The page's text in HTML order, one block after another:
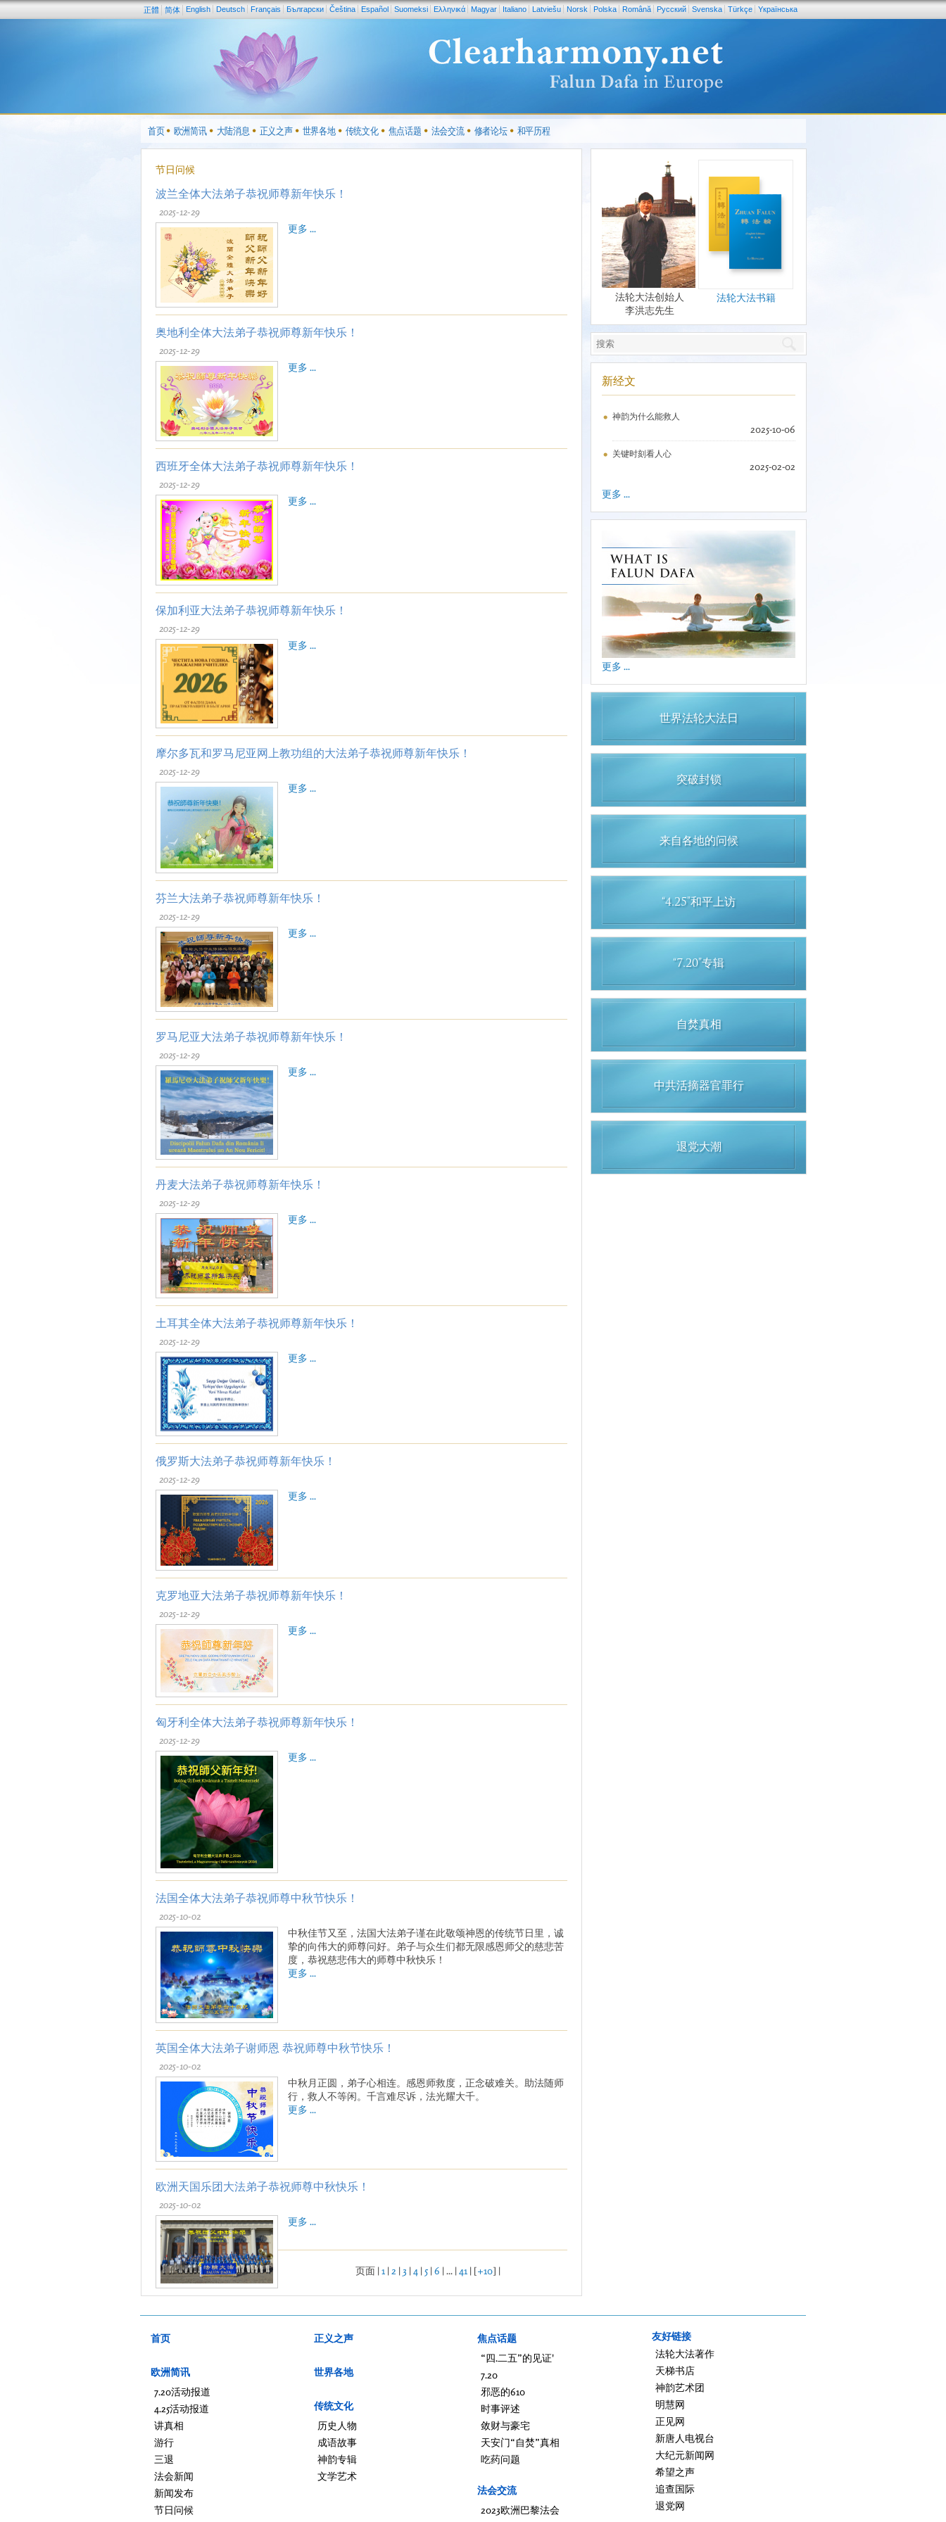
正體 简体 English Deutsch Français Български Čeština Español Suomeksi Ελληνικά Magyar Italiano Latviešu Norsk Polska Română Pусский Svenska Türkçe Yкраїнська
首页 欧洲简讯 大陆消息 正义之声 世界各地 传统文化 焦点话题 法会交流 修者论坛 和平历程
节日问候
波兰全体大法弟子恭祝师尊新年快乐！
2025-12-29
更多 ...
奥地利全体大法弟子恭祝师尊新年快乐！
2025-12-29
更多 ...
西班牙全体大法弟子恭祝师尊新年快乐！
2025-12-29
更多 ...
保加利亚大法弟子恭祝师尊新年快乐！
2025-12-29
更多 ...
摩尔多瓦和罗马尼亚网上教功组的大法弟子恭祝师尊新年快乐！
2025-12-29
更多 ...
芬兰大法弟子恭祝师尊新年快乐！
2025-12-29
更多 ...
罗马尼亚大法弟子恭祝师尊新年快乐！
2025-12-29
更多 ...
丹麦大法弟子恭祝师尊新年快乐！
2025-12-29
更多 ...
土耳其全体大法弟子恭祝师尊新年快乐！
2025-12-29
更多 ...
俄罗斯大法弟子恭祝师尊新年快乐！
2025-12-29
更多 ...
克罗地亚大法弟子恭祝师尊新年快乐！
2025-12-29
更多 ...
匈牙利全体大法弟子恭祝师尊新年快乐！
2025-12-29
更多 ...
法国全体大法弟子恭祝师尊中秋节快乐！
2025-10-02
中秋佳节又至，法国大法弟子谨在此敬颂神恩的传统节日里，诚
挚的向伟大的师尊问好。弟子与众生们都无限感恩师父的慈悲苦
度，恭祝慈悲伟大的师尊中秋快乐！
更多 ...
英国全体大法弟子谢师恩 恭祝师尊中秋节快乐！
2025-10-02
中秋月正圆，弟子心相连。感恩师救度，正念破难关。助法随师
行，救人不等闲。千言难尽诉，法光耀大千。
更多 ...
欧洲天国乐团大法弟子恭祝师尊中秋快乐！
2025-10-02
更多 ...
页面 |1 | 2 | 3 |4 |5|6 | ... |41 | [+10] |
法轮大法创始人
李洪志先生
法轮大法书籍
新经文
神韵为什么能救人
2025-10-06
关键时刻看人心
2025-02-02
更多 ...
更多 ...
世界法轮大法日
突破封锁
来自各地的问候
“4.25”和平上访
“7.20”专辑
自焚真相
中共活摘器官罪行
退党大潮
首页
欧洲简讯
7.20活动报道
4.25活动报道
讲真相
游行
三退
法会新闻
新闻发布
节日问候
正义之声
世界各地
传统文化
历史人物
成语故事
神韵专辑
文学艺术
焦点话题
“四.二五”的见证'
7.20
邪恶的610
时事评述
敛财与豪宅
天安门“自焚”真相
吃药问题
法会交流
2023欧洲巴黎法会
友好链接
法轮大法著作
天梯书店
神韵艺术团
明慧网
正见网
新唐人电视台
大纪元新闻网
希望之声
追查国际
退党网